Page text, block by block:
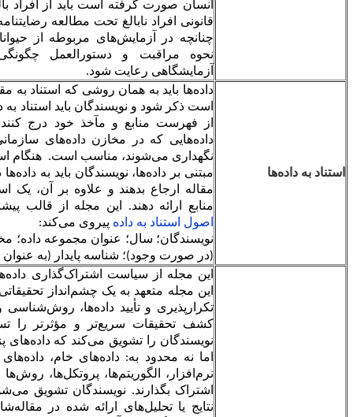
انسان صورت گرفته است باید از افراد بالغ و والدین یا سرپرست
قانونی افراد نابالغ تحت مطالعه رضایت‏نامه آگاهانه تهیه شده باشد.
چنانچه در آزمایش‌های مربوطه از حیوانات استفاده شده است،
نحوه مراقبت و دستورالعمل چگونگی استفاده از حیوانات
داده‌ها باید به همان روشی که استناد به مقاله، کتاب و وب مرسوم
است ذکر شود و نویسندگان باید استناد به داده‌ها را به عنوان بخشی
از فهرست منابع و مآخذ خود درج کنند. استناد به داده‌ها برای
داده‌هایی که در مخازن داده‌های سازمانی، موضوعی یا عمومی
نگهداری می‌شوند، مناسب است. هنگام استناد به داده‌ها یا ادعاهای
مبتنی بر داده‌ها، نویسندگان باید به داده‌ها در محل مربوطه در متن
مقاله ارجاع بدهند و علاوه بر آن، یک استناد رسمی در فهرست
منابع ارائه دهند. این مجله از قالب پیشنهادی در بیانیه مشترک
پیروی می‌کند:
نویسندگان؛ سال؛ عنوان مجموعه داده؛ مخزن داده یا آرشیو؛ نسخه
(در صورت وجود)؛ شناسه پایدار (به عنوان مثال،DOI
).
این مجله از سیاست اشتراک‌گذاری داده‌های پایه استفاده می‌کند.
این مجله متعهد به یک چشم‌انداز تحقیقاتی بازتر است که با امکان
تکرارپذیری و تأیید داده‌ها، روش‌شناسی و استانداردهای گزارش،
تر و مؤثرتر را تسهیل می‌کند. این مجله
نویسندگان را تشویق می‌کند که داده‌های پژوهشی خود را از جمله،
اما نه محدود به: داده‌های خام، داده‌های پردازش شده، داده‌های
نرم‌افزار، الگوریتم‌ها، پروتکل‌ها، روش‌ها و مواد، استناد کنند و به
اشتراک بگذارند. نویسندگان تشویق می‌شوند تا داده‌هایی را که از
نتایج یا تحلیل‌های ارائه شده در مقاله‌شان پشتیبانی می‌کنند، به